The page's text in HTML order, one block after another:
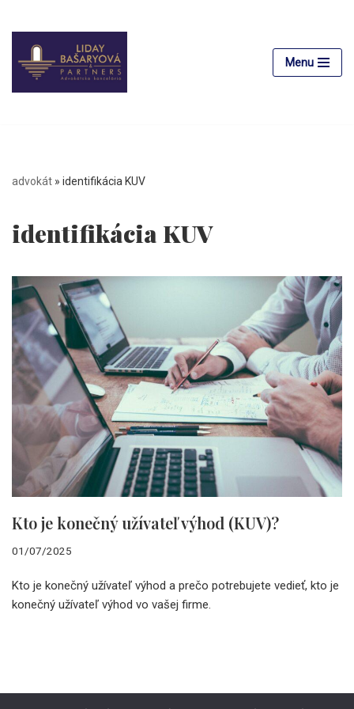
Preskočiť
na
obsah
Menu
advokát » identifikácia KUV
identifikácia KUV
Kto je konečný užívateľ výhod (KUV)?
01/07/2025
Kto je konečný užívateľ výhod a prečo potrebujete vedieť, kto je
konečný užívateľ výhod vo vašej firme.